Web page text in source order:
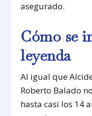
asegurado.
Cómo se
leyenda
Al igual que
Roberto Balado
hasta casi los 14